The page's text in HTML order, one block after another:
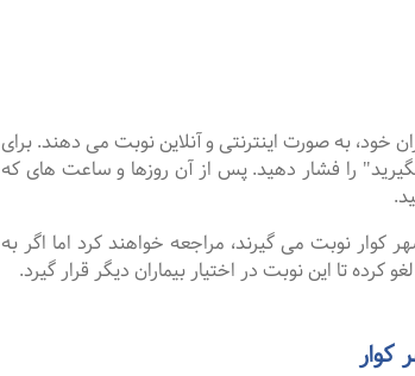
به صورت اینترنتی و آنلاین نوبت می دهند. برای
را فشار دهید. پس از آن روزها و ساعت های که
در شهر کوار نوبت می گیرند، مراجعه خواهند کرد اما اگر به
تا این نوبت در اختیار بیماران دیگر قرار گیرد.